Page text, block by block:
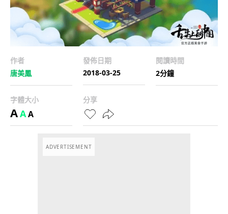
作者
唐美鳳
發佈日期
2018-03-25
閱讀時間
2分鐘
字體大小
AAA
分享
ADVERTISEMENT